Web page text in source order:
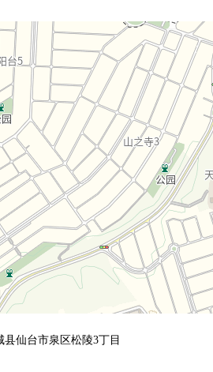
诊所步行9分钟的约690m
自治团体防灾Center步行7分钟的约
松陵店徒歩12分约940m
松陵支店徒歩16分约1220m
便局徒歩16分约1280m
县仙台市泉区松陵3丁目